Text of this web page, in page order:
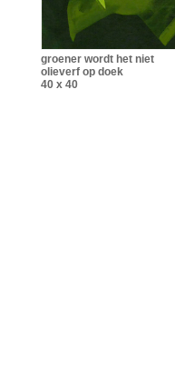
groener wordt het niet
olieverf op doek
40 x 40